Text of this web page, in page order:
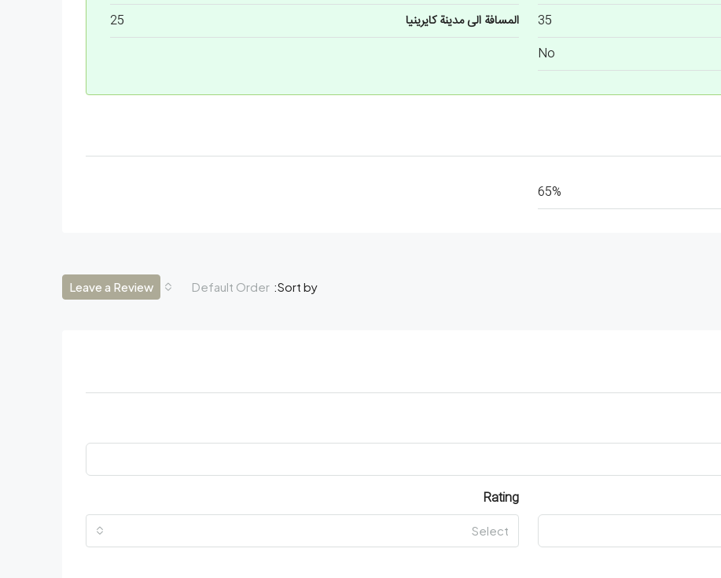
35 المسافة الى مدينة كايرينيا
25
No
65%
Sort by:
Default Order
Leave a Review
Rating
Select